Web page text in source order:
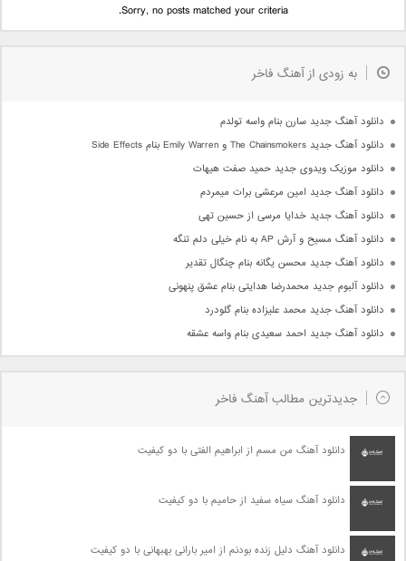
Sorry, no posts matched your criteria.
به زودی از آهنگ فاخر
دانلود آهنگ جدید سارن بنام واسه تولدم
دانلود آهنگ جدید The Chainsmokers و Emily Warren بنام Side Effects
دانلود موزیک ویدوی جدید حمید صفت هیهات
دانلود آهنگ جدید امین مرعشی برات میمردم
دانلود آهنگ جدید خدایا مرسی از حسین تهی
دانلود آهنگ مسیح و آرش AP به نام خیلی دلم تنگه
دانلود آهنگ جدید محسن یگانه بنام چنگال تقدیر
دانلود آلبوم جدید محمدرضا هدایتی بنام عشق پنهونی
دانلود آهنگ جدید محمد علیزاده بنام گلودرد
دانلود آهنگ جدید احمد سعیدی بنام واسه عشقه
جدیدترین مطالب آهنگ فاخر
دانلود آهنگ من مسم از ابراهیم الفتی با دو کیفیت
دانلود آهنگ سیاه سفید از حامیم با دو کیفیت
دانلود آهنگ دلیل زنده بودنم از امیر بارانی بهبهانی با دو کیفیت